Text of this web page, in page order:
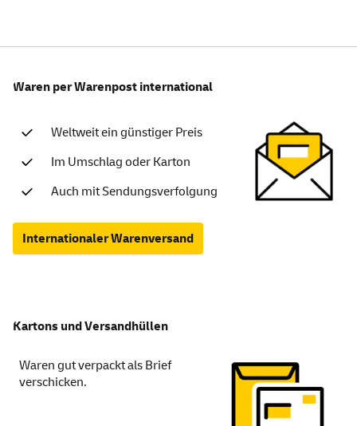
Waren per Warenpost international
Weltweit ein günstiger Preis
Im Umschlag oder Karton
Auch mit Sendungsverfolgung
Internationaler Warenversand
Kartons und Versandhüllen
Waren gut verpackt als Brief
verschicken.